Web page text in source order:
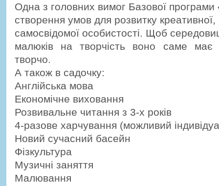
Одна з головних вимог Базової програми
створення умов для розвитку креативної,
самосвідомої особистості. Щоб
малюків на творчість воно саме має
творчо.
А також в садочку:
Англійська мова
Економічне виховання
Розвивальне читання з 3-х років
4-разове харчування (можливий
Новий сучасний басейн
Фізкультура
Музичні заняття
Малювання